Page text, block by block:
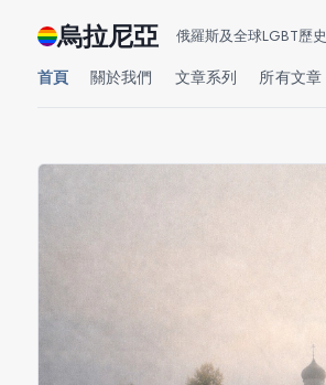
烏拉尼亞 俄羅斯及全球LGBT歷史
首頁 關於我們 文章系列 所有文章